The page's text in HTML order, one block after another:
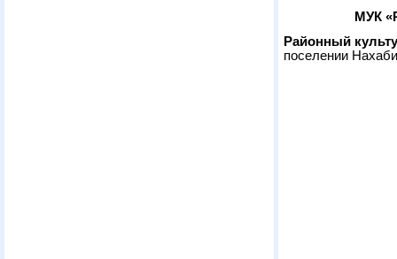
МУК
Районный
поселении